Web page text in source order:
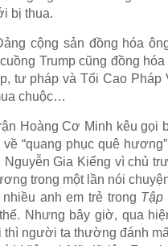
bị thua.
cộng sản đồng hóa
Trump cũng đồng
tư pháp và Tối Cao
chuộc…
Hoàng Cơ Minh kêu gọi
“quang phục quê
Nguyễn Gia Kiểng vì chủ
trong một lần nói
anh em trẻ trong Tập
Nhưng bây giờ, qua
người ta thường đánh